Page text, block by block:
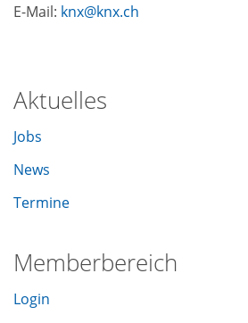
E-Mail: knx knx ch
Aktuelles
Jobs
News
Termine
Memberbereich
Login